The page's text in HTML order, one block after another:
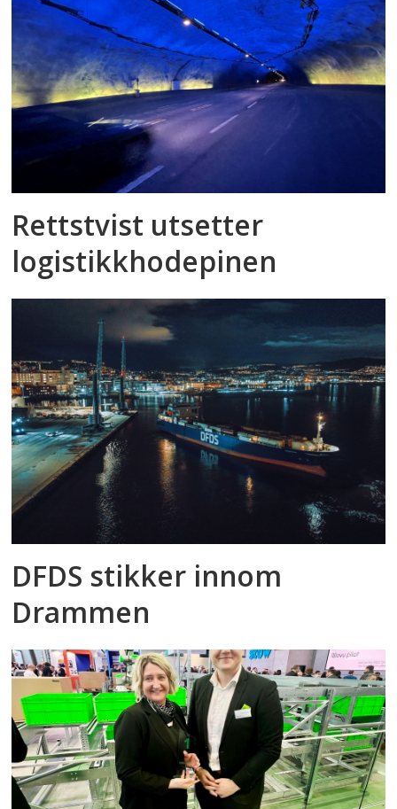
Rettstvist utsetter
logistikkhodepinen
DFDS stikker innom
Drammen